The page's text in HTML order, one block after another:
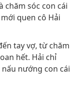
chăm sóc con cái
quen cô Hải
tay vợ, từ chăm
hết. Hải chỉ
nướng con cái